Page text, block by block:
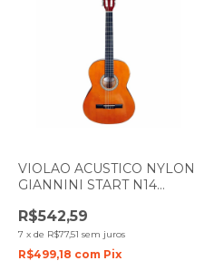
VIOLAO ACUSTICO NYLON
GIANNINI START N14
R$542,59
7 x de R$77,51 sem juros
R$499,18 com Pix